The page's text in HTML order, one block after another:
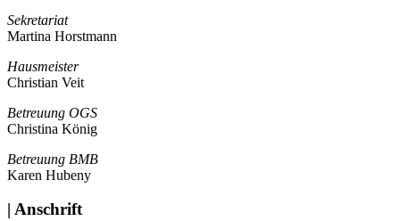
Sekretariat
Martina Horstmann
Hausmeister
Christian Veit
Betreuung OGS
Christina König
Betreuung BMB
Karen Hubeny
| Anschrift